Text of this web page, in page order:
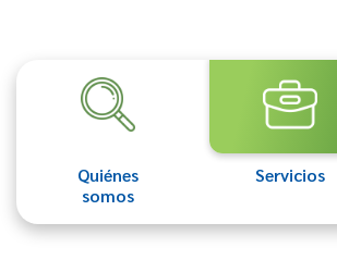
Quiénes
somos
Servicios